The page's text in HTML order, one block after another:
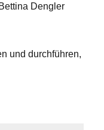
Dengler
und durchführen,